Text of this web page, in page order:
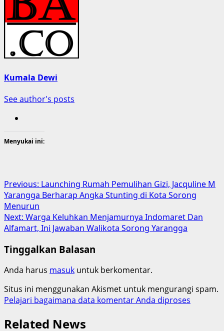
Kumala Dewi
See author's posts
Menyukai ini:
Post
navigation
Previous: Launching Rumah Pemulihan Gizi, Jacquline M
Yarangga Berharap Angka Stunting di Kota Sorong
Menurun
Next: Warga Keluhkan Menjamurnya Indomaret Dan
Alfamart, Ini Jawaban Walikota Sorong Yarangga
Tinggalkan Balasan
Anda harus masuk untuk berkomentar.
Situs ini menggunakan Akismet untuk mengurangi spam.
Pelajari bagaimana data komentar Anda diproses
Related News